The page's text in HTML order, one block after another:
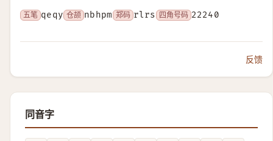
五笔 qeqy 仓颉 nbhpm 郑码 rlrs 四角号码 22240
反馈
同音字